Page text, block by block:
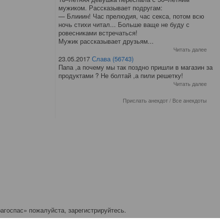
мужиком. Рассказывает подругам:
— Блииин! Час прелюдия, час секса, потом всю
ночь стихи читал... Больше ваще не буду с
ровесниками встречаться!
Мужик рассказывает друзьям...
Читать далее
23.05.2017 Слава (56743)
Папа ,а почему мы так поздно пришли в магазин за
продуктами ? Не болтай ,а пили решетку!
Читать далее
Прислать анекдот/ Все анекдоты
пожалуйста, зарегистрируйтесь.